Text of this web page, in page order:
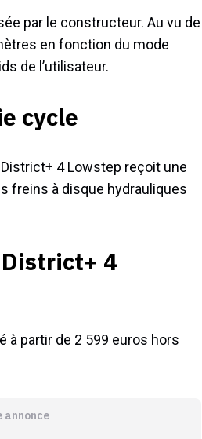
par le constructeur. Au vu de
en fonction du mode
de l’utilisateur.
cycle
4 Lowstep reçoit une
freins à disque hydrauliques
4
à partir de 2 599 euros hors
annonce